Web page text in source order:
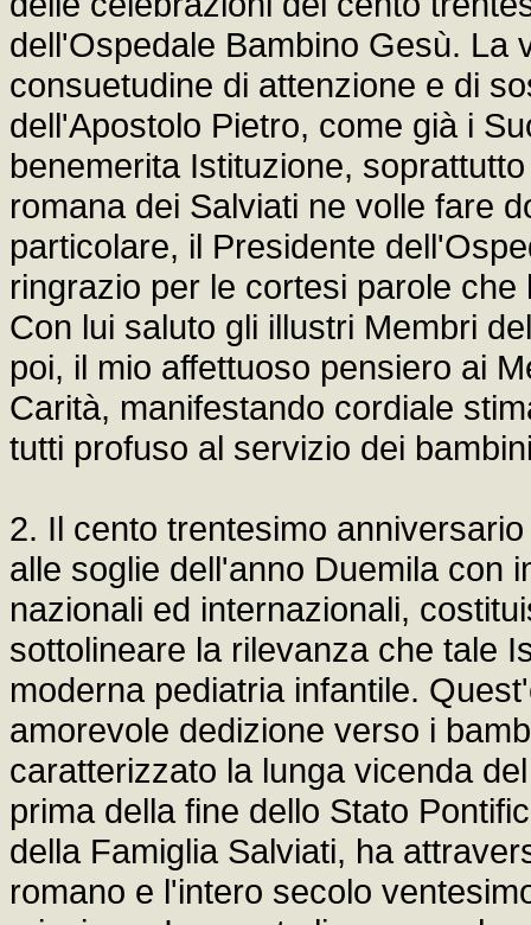
dell'Ospedale Bambino Gesù. La
consuetudine di attenzione e di
dell'Apostolo Pietro, come già i
benemerita Istituzione,
romana dei Salviati ne volle fare
particolare, il Presidente
ringrazio per le cortesi parole
Con lui saluto gli illustri Membri
poi, il mio affettuoso pensiero ai
Carità, manifestando cordiale
tutti profuso al servizio dei
2. Il cento trentesimo
alle soglie dell'anno Duemila con
nazionali ed internazionali,
sottolineare la rilevanza che tale
moderna pediatria infantile.
amorevole dedizione verso i
caratterizzato la lunga vicenda
prima della fine dello Stato
della Famiglia Salviati, ha
romano e l'intero secolo